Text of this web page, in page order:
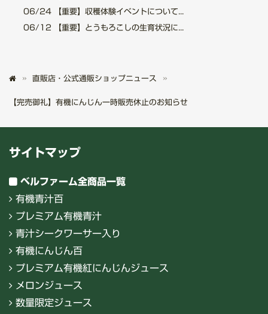
06/24 【重要】収穫体験イベントについて...
06/12 【重要】とうもろこしの生育状況に...
直販店・公式通販ショップニュース
【完売御礼】有機にんじん一時販売休止のお知らせ
サイトマップ
ベルファーム全商品一覧
有機青汁百
プレミアム有機青汁
青汁シークワーサー入り
有機にんじん百
プレミアム有機紅にんじんジュース
メロンジュース
数量限定ジュース